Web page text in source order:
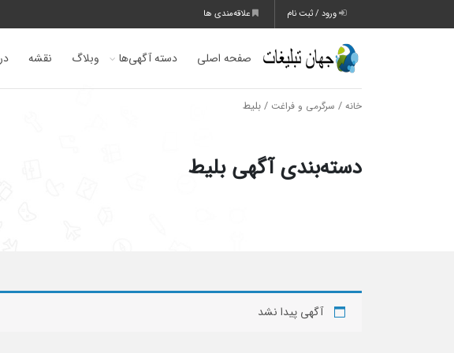
ورود / ثبت نام علاقه‌مندی ها
صفحه اصلی دسته آگهی‌ها وبلاگ نقشه
خانه / سرگرمی و فراغت / بلیط
دسته‌بندی آگهی بلیط
آگهی پیدا نشد